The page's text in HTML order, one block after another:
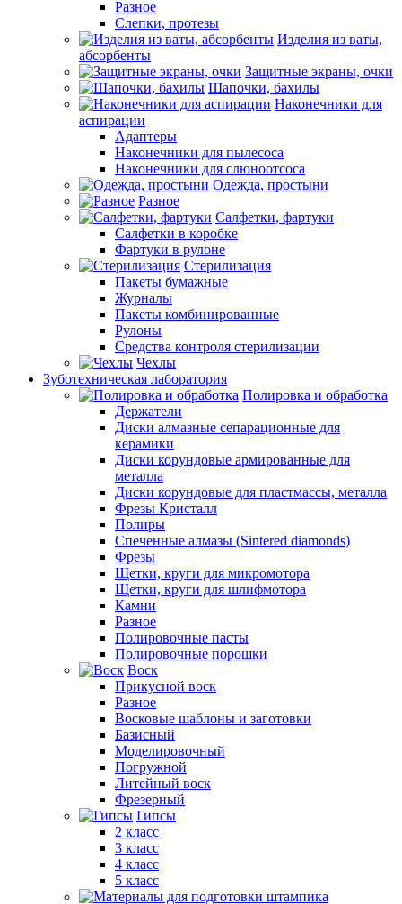
Разное
Слепки, протезы
Изделия из ваты,
абсорбенты
Защитные экраны, очки
Шапочки, бахилы
Наконечники для
аспирации
Адаптеры
Наконечники для пылесоса
Наконечники для слюноотсоса
Одежда, простыни
Разное
Салфетки, фартуки
Салфетки в коробке
Фартуки в рулоне
Стерилизация
Пакеты бумажные
Журналы
Пакеты комбинированные
Рулоны
Средства контроля стерилизации
Чехлы
Зуботехническая лаборатория
Полировка и обработка
Держатели
Диски алмазные сепарационные для
керамики
Диски корундовые армированные для
металла
Диски корундовые для пластмассы, металла
Фрезы Кристалл
Полиры
Спеченные алмазы (Sintered diamonds)
Фрезы
Щетки, круги для микромотора
Щетки, круги для шлифмотора
Камни
Разное
Полировочные пасты
Полировочные порошки
Воск
Прикусной воск
Разное
Восковые шаблоны и заготовки
Базисный
Моделировочный
Погружной
Литейный воск
Фрезерный
Гипсы
2 класс
3 класс
4 класс
5 класс